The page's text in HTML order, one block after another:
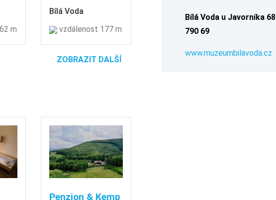
m
Bílá Voda
vzdálenost 177 m
ZOBRAZIT DALŠÍ
Penzion & Kemp
Bílá Voda u Javorníka 68
790 69
www.muzeumbilavoda.cz